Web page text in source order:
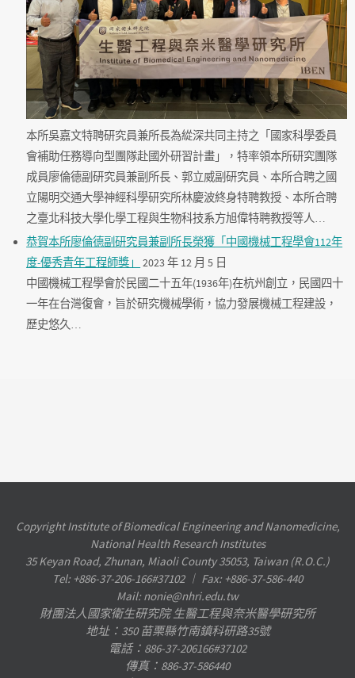
本所吳嘉文特聘研究員兼所長為緃深共同主持之「國家科學委員
會補助任務導向型團隊赴國外研習計畫」，特率領本所研究團隊
成員廖倫德副研究員兼副所長、郭立威副研究員、本所合聘之國
立陽明交通大學神經科學研究所林慶波終身特聘教授、本所合聘
之臺北科技大學化學工程與生物科技系方旭偉特聘教授等人…
恭賀本所廖倫德副研究員兼副所長榮獲「中國機械工程學會112年
度-優秀青年工程師獎」
2023 年 12 月 5 日
中國機械工程學會於民國二十五年(1936年)在杭州創立，民國四十
一年在台灣復會，旨於研究機械學術，協力發展機械工程建設，
歷史悠久…
Copyright Institute of Biomedical Engineering and Nanomedicine,
National Health Research Institutes
35 Keyan Road, Zhunan, Miaoli County 35053, Taiwan (R.O.C.)
Tel: +886-37-206-166#37102 ︱ Fax: +886-37-586-440
Mail: nonie@nhri.edu.tw
財團法人國家衛生研究院 生醫工程與奈米醫學研究所
地址：350 苗栗縣竹南鎮科研路35號
電話：886-37-206166#37102
傳真：886-37-586440